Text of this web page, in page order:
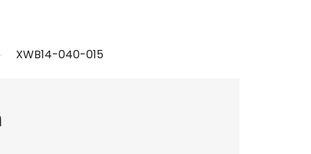
XWB14-040-015